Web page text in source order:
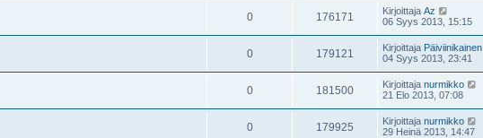
0 176171 Kirjoittaja Az
06 Syys 2013, 15:15
0 179121 Kirjoittaja Päiviinikainen
04 Syys 2013, 23:41
0 181500 Kirjoittaja nurmikko
21 Elo 2013, 07:08
0 179925 Kirjoittaja nurmikko
29 Heinä 2013, 14:47